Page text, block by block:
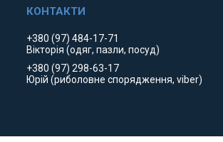
+380 (97) 484-17-71
Вікторія (одяг, пазли, посуд)
+380 (97) 298-63-17
Юрій (риболовне спорядження, viber)